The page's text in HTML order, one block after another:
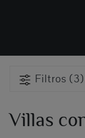
Filtros (3)
Villas